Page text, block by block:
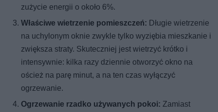
zużycie energii o około 6%.
Właściwe wietrzenie pomieszczeń: Długie wietrzenie
na uchylonym oknie zwykle tylko wyziębia mieszkanie i
zwiększa straty. Skuteczniej jest wietrzyć krótko i
intensywnie: kilka razy dziennie otworzyć okno na
oścież na parę minut, a na ten czas wyłączyć
ogrzewanie.
Ogrzewanie rzadko używanych pokoi: Zamiast